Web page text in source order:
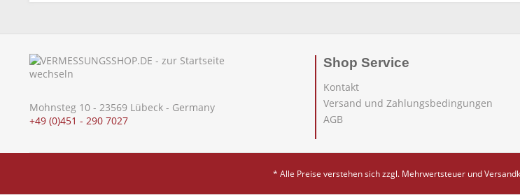
Mohnsteg 10 - 23569 Lübeck - Germany
+49 (0)451 - 290 7027
Shop Service
Kontakt
Versand und Zahlungsbedingungen
AGB
* Alle Preise verstehen sich zzgl. Mehrwertsteuer und